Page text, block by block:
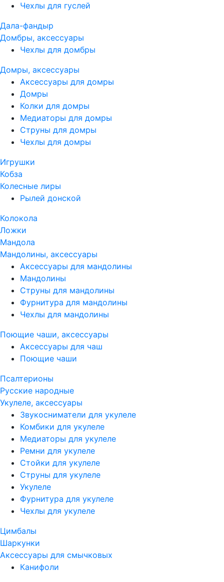
Чехлы для гуслей
Дала-фандыр
Домбры, аксессуары
Чехлы для домбры
Домры, аксессуары
Аксессуары для домры
Домры
Колки для домры
Медиаторы для домры
Струны для домры
Чехлы для домры
Игрушки
Кобза
Колесные лиры
Рылей донской
Колокола
Ложки
Мандола
Мандолины, аксессуары
Аксессуары для мандолины
Мандолины
Струны для мандолины
Фурнитура для мандолины
Чехлы для мандолины
Поющие чаши, аксессуары
Аксессуары для чаш
Поющие чаши
Псалтерионы
Русские народные
Укулеле, аксессуары
Звукосниматели для укулеле
Комбики для укулеле
Медиаторы для укулеле
Ремни для укулеле
Стойки для укулеле
Струны для укулеле
Укулеле
Фурнитура для укулеле
Чехлы для укулеле
Цимбалы
Шаркунки
Аксессуары для смычковых
Канифоли